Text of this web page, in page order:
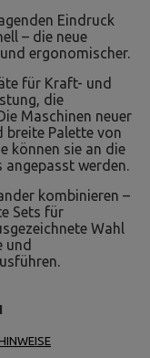
Eindruck
– die neue
ergonomischer.
für Kraft- und
die
Maschinen neuer
breite Palette von
können sie an die
angepasst werden.
kombinieren –
Sets für
Wahl
und